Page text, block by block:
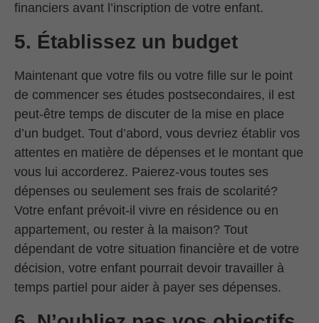
financiers avant l’inscription de votre enfant.
5. Établissez un budget
Maintenant que votre fils ou votre fille sur le point
de commencer ses études postsecondaires, il est
peut-être temps de discuter de la mise en place
d’un budget. Tout d’abord, vous devriez établir vos
attentes en matière de dépenses et le montant que
vous lui accorderez. Paierez-vous toutes ses
dépenses ou seulement ses frais de scolarité?
Votre enfant prévoit-il vivre en résidence ou en
appartement, ou rester à la maison? Tout
dépendant de votre situation financière et de votre
décision, votre enfant pourrait devoir travailler à
temps partiel pour aider à payer ses dépenses.